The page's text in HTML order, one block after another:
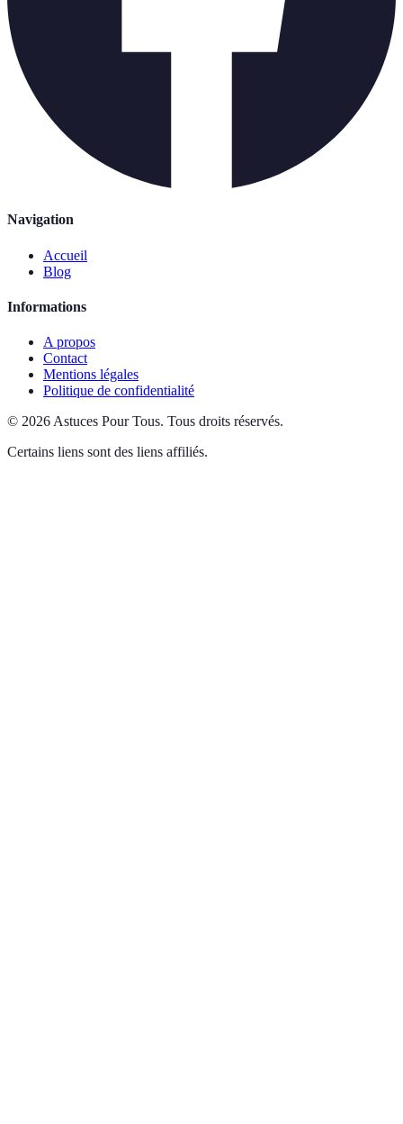
Navigation
Accueil
Blog
Informations
A propos
Contact
Mentions légales
Politique de confidentialité
© 2026 Astuces Pour Tous. Tous droits réservés.
Certains liens sont des liens affiliés.